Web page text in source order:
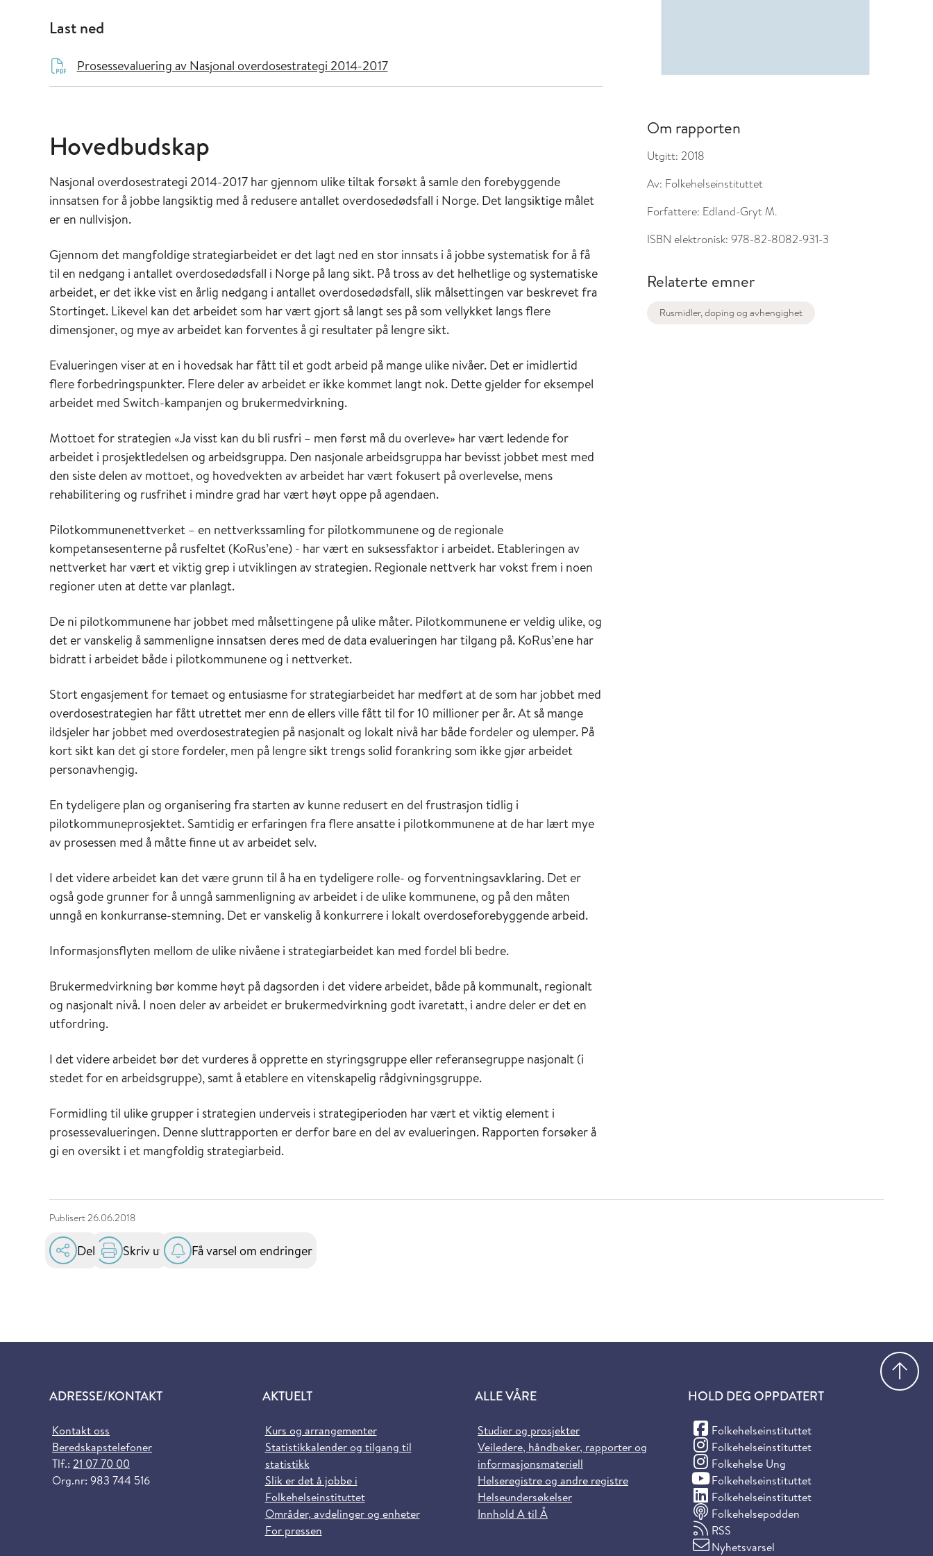
Last ned
Prosessevaluering av Nasjonal overdosestrategi 2014-2017
Hovedbudskap
Nasjonal overdosestrategi 2014-2017 har gjennom ulike tiltak forsøkt å samle den forebyggende
innsatsen for å jobbe langsiktig med å redusere antallet overdosedødsfall i Norge. Det langsiktige målet
er en nullvisjon.
Gjennom det mangfoldige strategiarbeidet er det lagt ned en stor innsats i å jobbe systematisk for å få
til en nedgang i antallet overdosedødsfall i Norge på lang sikt. På tross av det helhetlige og systematiske
arbeidet, er det ikke vist en årlig nedgang i antallet overdosedødsfall, slik målsettingen var beskrevet fra
Stortinget. Likevel kan det arbeidet som har vært gjort så langt ses på som vellykket langs flere
dimensjoner, og mye av arbeidet kan forventes å gi resultater på lengre sikt.
Evalueringen viser at en i hovedsak har fått til et godt arbeid på mange ulike nivåer. Det er imidlertid
flere forbedringspunkter. Flere deler av arbeidet er ikke kommet langt nok. Dette gjelder for eksempel
arbeidet med Switch-kampanjen og brukermedvirkning.
Mottoet for strategien «Ja visst kan du bli rusfri – men først må du overleve» har vært ledende for
arbeidet i prosjektledelsen og arbeidsgruppa. Den nasjonale arbeidsgruppa har bevisst jobbet mest med
den siste delen av mottoet, og hovedvekten av arbeidet har vært fokusert på overlevelse, mens
rehabilitering og rusfrihet i mindre grad har vært høyt oppe på agendaen.
Pilotkommunenettverket – en nettverkssamling for pilotkommunene og de regionale
kompetansesenterne på rusfeltet (KoRus’ene) - har vært en suksessfaktor i arbeidet. Etableringen av
nettverket har vært et viktig grep i utviklingen av strategien. Regionale nettverk har vokst frem i noen
regioner uten at dette var planlagt.
De ni pilotkommunene har jobbet med målsettingene på ulike måter. Pilotkommunene er veldig ulike, og
det er vanskelig å sammenligne innsatsen deres med de data evalueringen har tilgang på. KoRus’ene har
bidratt i arbeidet både i pilotkommunene og i nettverket.
Stort engasjement for temaet og entusiasme for strategiarbeidet har medført at de som har jobbet med
overdosestrategien har fått utrettet mer enn de ellers ville fått til for 10 millioner per år. At så mange
ildsjeler har jobbet med overdosestrategien på nasjonalt og lokalt nivå har både fordeler og ulemper. På
kort sikt kan det gi store fordeler, men på lengre sikt trengs solid forankring som ikke gjør arbeidet
personavhengig.
En tydeligere plan og organisering fra starten av kunne redusert en del frustrasjon tidlig i
pilotkommuneprosjektet. Samtidig er erfaringen fra flere ansatte i pilotkommunene at de har lært mye
av prosessen med å måtte finne ut av arbeidet selv.
I det videre arbeidet kan det være grunn til å ha en tydeligere rolle- og forventningsavklaring. Det er
også gode grunner for å unngå sammenligning av arbeidet i de ulike kommunene, og på den måten
unngå en konkurranse-stemning. Det er vanskelig å konkurrere i lokalt overdoseforebyggende arbeid.
Informasjonsflyten mellom de ulike nivåene i strategiarbeidet kan med fordel bli bedre.
Brukermedvirkning bør komme høyt på dagsorden i det videre arbeidet, både på kommunalt, regionalt
og nasjonalt nivå. I noen deler av arbeidet er brukermedvirkning godt ivaretatt, i andre deler er det en
utfordring.
I det videre arbeidet bør det vurderes å opprette en styringsgruppe eller referansegruppe nasjonalt (i
stedet for en arbeidsgruppe), samt å etablere en vitenskapelig rådgivningsgruppe.
Formidling til ulike grupper i strategien underveis i strategiperioden har vært et viktig element i
prosessevalueringen. Denne sluttrapporten er derfor bare en del av evalueringen. Rapporten forsøker å
gi en oversikt i et mangfoldig strategiarbeid.
Om rapporten
Utgitt: 2018
Av: Folkehelseinstituttet
Forfattere: Edland-Gryt M.
ISBN elektronisk: 978-82-8082-931-3
Relaterte emner
Rusmidler, doping og avhengighet
Publisert26.06.2018
Del Skriv ut Få varsel om endringer
ADRESSE/KONTAKT
Kontakt oss
Beredskapstelefoner
Tlf.: 21 07 70 00
Org.nr: 983 744 516
AKTUELT
Kurs og arrangementer
Statistikkalender og tilgang til
statistikk
Slik er det å jobbe i
Folkehelseinstituttet
Områder, avdelinger og enheter
For pressen
ALLE VÅRE
Studier og prosjekter
Veiledere, håndbøker, rapporter og
informasjonsmateriell
Helseregistre og andre registre
Helseundersøkelser
Innhold A til Å
HOLD DEG OPPDATERT
Folkehelseinstituttet
(Facebook)
Folkehelseinstituttet
(Instagram)
Folkehelse Ung
(Instagram)
Folkehelseinstituttet
(YouTube)
Folkehelseinstituttet
(LinkedIn)
Folkehelsepodden
RSS
Nyhetsvarsel